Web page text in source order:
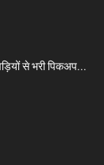
से भरी पिकअप...